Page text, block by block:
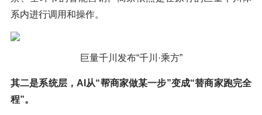
系内进行调用和操作。
巨量千川发布“千川·乘方”
其二是系统层，AI从“帮商家做某一步”变成“替商家跑完全
程”。